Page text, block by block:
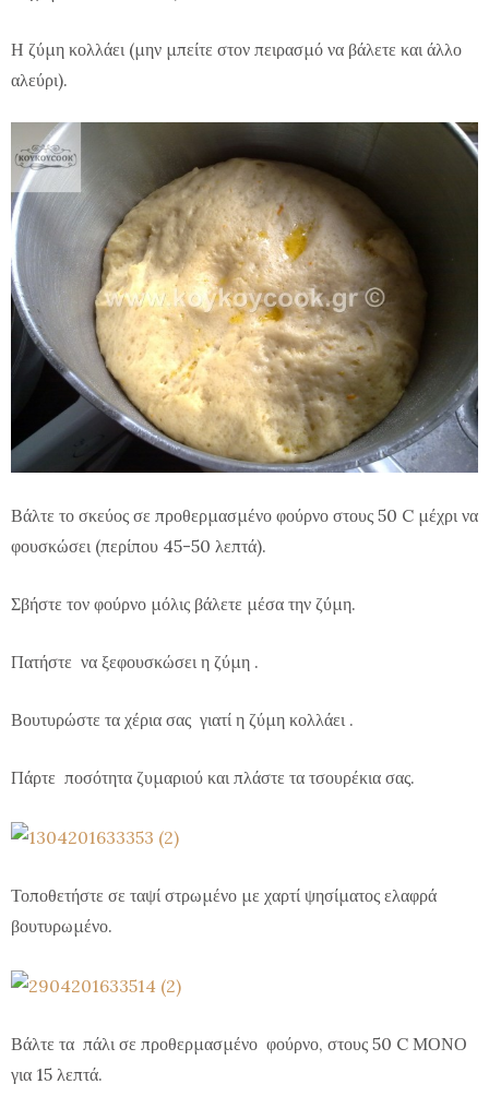
Η ζύμη κολλάει (μην μπείτε στον πειρασμό να βάλετε και άλλο
αλεύρι).
Βάλτε το σκεύος σε προθερμασμένο φούρνο στους 50 C μέχρι να
φουσκώσει (περίπου 45-50 λεπτά).
Σβήστε τον φούρνο μόλις βάλετε μέσα την ζύμη.
Πατήστε να ξεφουσκώσει η ζύμη .
Βουτυρώστε τα χέρια σας γιατί η ζύμη κολλάει .
Πάρτε ποσότητα ζυμαριού και πλάστε τα τσουρέκια σας.
Τοποθετήστε σε ταψί στρωμένο με χαρτί ψησίματος ελαφρά
βουτυρωμένο.
Βάλτε τα πάλι σε προθερμασμένο φούρνο, στους 50 C ΜΟΝΟ
για 15 λεπτά.